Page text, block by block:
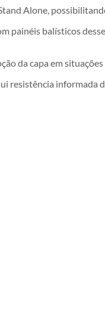
Alone,
painéis balísticos
da capa em
resistência